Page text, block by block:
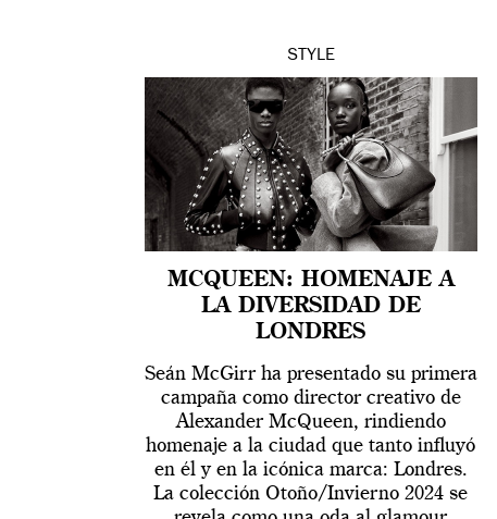
STYLE
MCQUEEN: HOMENAJE A
LA DIVERSIDAD DE
LONDRES
Seán McGirr ha presentado su primera
campaña como director creativo de
Alexander McQueen, rindiendo
homenaje a la ciudad que tanto influyó
en él y en la icónica marca: Londres.
La colección Otoño/Invierno 2024 se